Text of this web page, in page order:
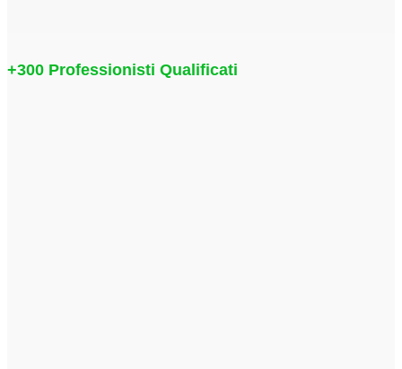
+300 Professionisti Qualificati